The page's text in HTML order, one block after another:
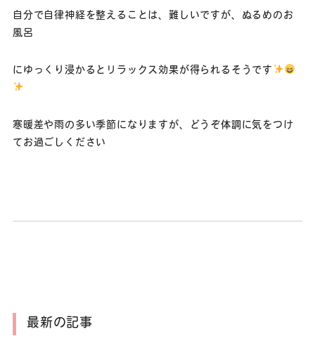
最新の記事
自分で自律神経を整えることは、難しいですが、ぬるめのお
風呂
にゆっくり浸かるとリラックス効果が得られるそうです
寒暖差や雨の多い季節になりますが、どうぞ体調に気をつけ
てお過ごしください